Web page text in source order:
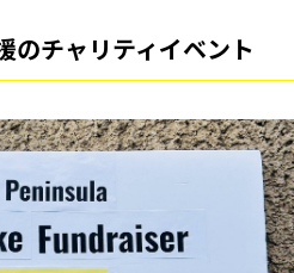
のチャリティイベント